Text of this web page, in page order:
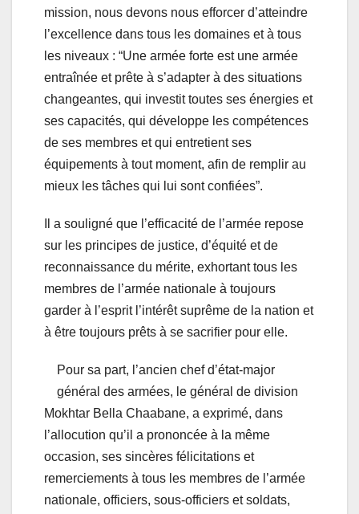
mission, nous devons nous efforcer d’atteindre
l’excellence dans tous les domaines et à tous
les niveaux : “Une armée forte est une armée
entraînée et prête à s’adapter à des situations
changeantes, qui investit toutes ses énergies et
ses capacités, qui développe les compétences
de ses membres et qui entretient ses
équipements à tout moment, afin de remplir au
mieux les tâches qui lui sont confiées”.
Il a souligné que l’efficacité de l’armée repose
sur les principes de justice, d’équité et de
reconnaissance du mérite, exhortant tous les
membres de l’armée nationale à toujours
garder à l’esprit l’intérêt suprême de la nation et
à être toujours prêts à se sacrifier pour elle.
Pour sa part, l’ancien chef d’état-major
général des armées, le général de division
Mokhtar Bella Chaabane, a exprimé, dans
l’allocution qu’il a prononcée à la même
occasion, ses sincères félicitations et
remerciements à tous les membres de l’armée
nationale, officiers, sous-officiers et soldats,